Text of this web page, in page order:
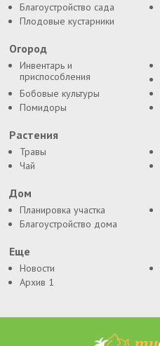
Благоустройство сада
Плодовые кустарники
Огород
Инвентарь и
приспособления
Бобовые культуры
Помидоры
Растения
Травы
Чай
Дом
Планировка участка
Благоустройство дома
Еще
Новости
Архив 1